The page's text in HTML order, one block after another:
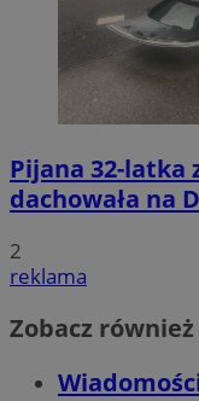
Pijana 32-latka
dachowała na
2
reklama
Zobacz również